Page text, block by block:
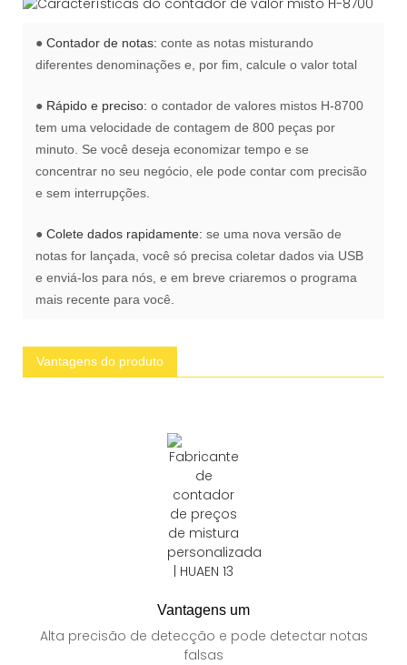
● Contador de notas: conte as notas misturando
diferentes denominações e, por fim, calcule o valor total
● Rápido e preciso: o contador de valores mistos H-8700
tem uma velocidade de contagem de 800 peças por
minuto. Se você deseja economizar tempo e se
concentrar no seu negócio, ele pode contar com precisão
e sem interrupções.
● Colete dados rapidamente: se uma nova versão de
notas for lançada, você só precisa coletar dados via USB
e enviá-los para nós, e em breve criaremos o programa
mais recente para você.
Vantagens do produto
Vantagens um
Alta precisão de detecção e pode detectar notas
falsas